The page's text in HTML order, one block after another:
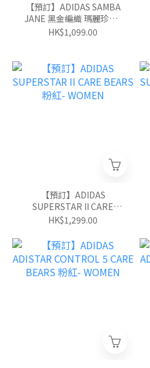
【預訂】ADIDAS SAMBA
JANE 黑金編織 瑪麗珍鞋-
WOMEN
HK$1,099.00
【預訂】ADIDAS
SUPERSTAR II CARE
BEARS 粉紅- WOMEN
HK$1,299.00